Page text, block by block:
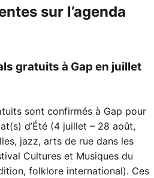
sur l’agenda
gratuits à Gap en juillet
sont confirmés à Gap pour
d’Été (4 juillet – 28 août,
jazz, arts de rue dans les
Cultures et Musiques du
folklore international). Ces